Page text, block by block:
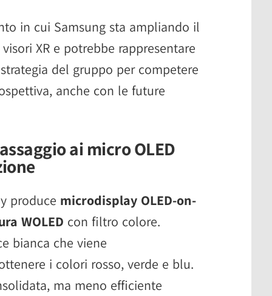
in cui Samsung sta ampliando il
XR e potrebbe rappresentare
del gruppo per competere
anche con le future
ai micro OLED
produce microdisplay OLED-on-
WOLED con filtro colore.
bianca che viene
i colori rosso, verde e blu.
ma meno efficiente